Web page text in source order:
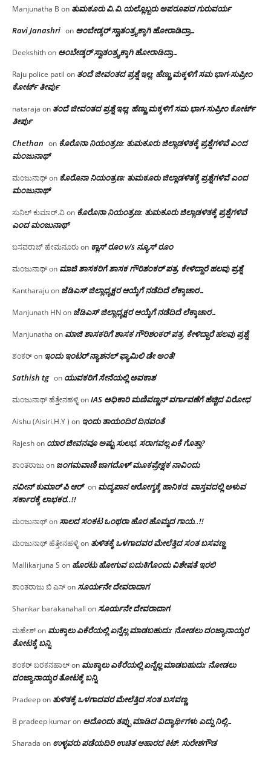
Manjunatha B on ತುಮಕೂರು‌ ವಿ.ವಿ.ಯಲ್ಲೊಬ್ಬರು ಅಪರೂಪದ ಗುರುವರ್ಯ
Ravi Janashri on ಅಂಬೇಡ್ಕರ್ ಸ್ವಾತಂತ್ರ್ಯಕ್ಕಾಗಿ ಹೋರಾಡಿದ್ರಾ…
Deekshithon ಅಂಬೇಡ್ಕರ್ ಸ್ವಾತಂತ್ರ್ಯಕ್ಕಾಗಿ ಹೋರಾಡಿದ್ರಾ…
Raju police patil on ತಂದೆ ಜೀವಂತದ ಪ್ರಶ್ನೆ ಇಲ್ಲ: ಹೆಣ್ಣು ಮಕ್ಕಳಿಗೆ ಸಮ ಭಾಗ-ಸುಪ್ರೀಂ
ಕೋರ್ಟ್ ತೀರ್ಪು
nataraja on ತಂದೆ ಜೀವಂತದ ಪ್ರಶ್ನೆ ಇಲ್ಲ: ಹೆಣ್ಣು ಮಕ್ಕಳಿಗೆ ಸಮ ಭಾಗ-ಸುಪ್ರೀಂ ಕೋರ್ಟ್
ತೀರ್ಪು
Chethan on ಕೊರೊನಾ ನಿಯಂತ್ರಣ: ತುಮಕೂರು ಜಿಲ್ಲಾಡಳಿತಕ್ಕೆ ಪ್ರಶ್ನೆಗಳಿವೆ ಎಂದ
ಮಂಜು‌ನಾಥ್
ಮಂಜುನಾಥ್on ಕೊರೊನಾ ನಿಯಂತ್ರಣ: ತುಮಕೂರು ಜಿಲ್ಲಾಡಳಿತಕ್ಕೆ ಪ್ರಶ್ನೆಗಳಿವೆ ಎಂದ
ಮಂಜು‌ನಾಥ್
ಸುನಿಲ್ ಕುಮಾರ್.ವಿon ಕೊರೊನಾ ನಿಯಂತ್ರಣ: ತುಮಕೂರು ಜಿಲ್ಲಾಡಳಿತಕ್ಕೆ ಪ್ರಶ್ನೆಗಳಿವೆ
ಎಂದ ಮಂಜು‌ನಾಥ್
ಬಸವರಾಜ್ ಹೇಮನೂರುon ಕ್ಲಾಸ್ ರೂಂ v/s ನ್ಯೂಸ್ ರೂಂ
ಮಂಜುನಾಥ್on ಮಾಜಿ ಶಾಸಕರಿಗೆ ಶಾಸಕ ಗೌರಿಶಂಕರ್ ಪತ್ರ, ಕೇಳಿದ್ದಾರೆ ಹಲವು ಪ್ರಶ್ನೆ
Kantharajuon ಜೆಡಿಎಸ್ ಜಿಲ್ಲಾಧ್ಯಕ್ಷರ ಆಯ್ಕೆಗೆ ನಡೆದಿದೆ ಲೆಕ್ಕಾಚಾರ…
Manjunath HN on ಜೆಡಿಎಸ್ ಜಿಲ್ಲಾಧ್ಯಕ್ಷರ ಆಯ್ಕೆಗೆ ನಡೆದಿದೆ ಲೆಕ್ಕಾಚಾರ…
Manjunatha on ಮಾಜಿ ಶಾಸಕರಿಗೆ ಶಾಸಕ ಗೌರಿಶಂಕರ್ ಪತ್ರ, ಕೇಳಿದ್ದಾರೆ ಹಲವು ಪ್ರಶ್ನೆ
ಶಂಕರ್on ಇಂದು ಇಂಟರ್ ನ್ಯಾಶನಲ್ ಫ್ಯಾಮಿಲಿ ಡೇ ಅಂತೆ!
Sathish tg on ಯುವಕರಿಗೆ ಸೇನೆಯಲ್ಲಿ ಅವಕಾಶ
ಮಂಜುನಾಥ್ ಹೆತ್ತೇನಹಳ್ಳಿonIAS ಅಧಿಕಾರಿ ಮಣಿವಣ್ಣನ್ ವರ್ಗಾವಣೆಗೆ ಹೆಚ್ಚಿದ‌ ವಿರೋಧ
Aishu (Aisiri.H.Y ) on ಇಂದು ತಾಯಂದಿರ ದಿನವಂತೆ
Rajeshon ಯಾರ ಜೀವನವೂ ಅಷ್ಟು ಸುಲಭ, ಸರಾಗವಲ್ಲ ಏಕೆ ಗೊತ್ತಾ?
ಶಾಂತರಾಜುon ಜಂಗಮವಾಣಿ ಜಾಗದೊಳ್ ಮೂಕಪ್ರೇಕ್ಷಕ ನಾವಿಂದು
ನವೀನ್ ಕುಮಾರ್ ಪಿ ಆರ್ on ಮದ್ಯಪಾನ ಆರೋಗ್ಯಕ್ಕೆ ಹಾನಿಕರ; ವಾಸ್ತವದಲ್ಲಿ ಅಳುವ
ಸರ್ಕಾರಕ್ಕೆ ಲಾಭಕರ..!!
ಮಂಜುನಾಥ್onಸಾಲದ ಸಂಕಟ ಒಂಥರಾ ಹೊರ ಹೊಮ್ಮದ ಗಾಯ..!!
ಮಂಜುನಾಥ್ ಹೆತ್ತೇನಹಳ್ಳಿon ತುಳಿತಕ್ಕೆ ಒಳಗಾದವರ ಮೇಲೆತ್ತಿದ ಸಂತ ಬಸವಣ್ಣ
Mallikarjuna S on ಹೊರಟು ಹೋಗುವ ಬದುಕಿಗೊಂದು ವಿಶೇಷತೆ ಇರಲಿ
ಶಾಂತರಾಜು ಬಿ ಎಸ್onಸೂರ್ಯನೇ ದೇವರಾದಾಗ
Shankar barakanahall onಸೂರ್ಯನೇ ದೇವರಾದಾಗ
ಮಹೇಶ್on ಮುಕ್ಕಾಲು ಎಕೆರೆಯಲ್ಲಿ ಏನ್ನೆಲ್ಲ‌ ಮಾಡಬಹುದು: ನೋಡಲು ದಂಜ್ಯಾನಾಯ್ಕರ
ತೋಟಕ್ಕೆ ಬನ್ನಿ
ಶಂಕರ್ ಬರಕನಹಾಲ್on ಮುಕ್ಕಾಲು ಎಕೆರೆಯಲ್ಲಿ ಏನ್ನೆಲ್ಲ‌ ಮಾಡಬಹುದು: ನೋಡಲು
ದಂಜ್ಯಾನಾಯ್ಕರ ತೋಟಕ್ಕೆ ಬನ್ನಿ
Pradeepon ತುಳಿತಕ್ಕೆ ಒಳಗಾದವರ ಮೇಲೆತ್ತಿದ ಸಂತ ಬಸವಣ್ಣ
B pradeep kumaron ಅದೊಂದು ತಪ್ಪು ಮಾಡಿದ ವಿದ್ಯಾರ್ಥಿಗಳು ಎದ್ದು ನಿಲ್ಲಿ…
Sharada on ಉಳ್ಳವರು ಪಡೆಯದಿರಿ ಉಚಿತ ಆಹಾರದ ಕಿಟ್: ಸುರೇಶಗೌಡ